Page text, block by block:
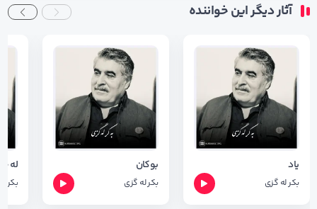
آثار دیگر این خواننده
یاد
بکر له گزی
بوکان
بکر له گزی
له
بکر